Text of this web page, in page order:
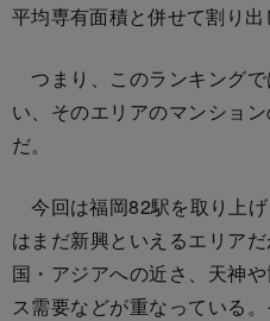
平均専有面積と併せて割り出
つまり、このランキング
い、そのエリアのマンショ
だ。
今回は福岡82駅を取り上
はまだ新興といえるエリア
国・アジアへの近さ、天神
ス需要などが重なっている